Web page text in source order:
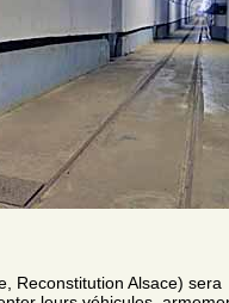
Reconstitution Alsace) sera